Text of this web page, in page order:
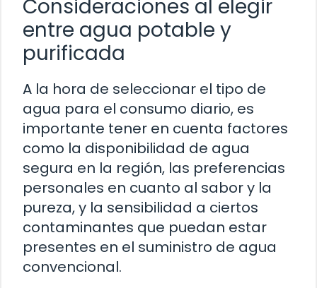
Consideraciones al elegir
entre agua potable y
purificada
A la hora de seleccionar el tipo de
agua para el consumo diario, es
importante tener en cuenta factores
como la disponibilidad de agua
segura en la región, las preferencias
personales en cuanto al sabor y la
pureza, y la sensibilidad a ciertos
contaminantes que puedan estar
presentes en el suministro de agua
convencional.